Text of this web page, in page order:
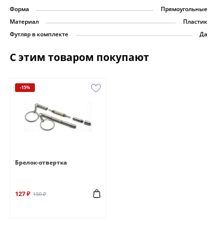
Форма
Прямоугольные
Материал
Пластик
Футляр в комплекте
Да
С этим товаром покупают
-15%
Брелок-отвертка
127 ₽ 150 ₽